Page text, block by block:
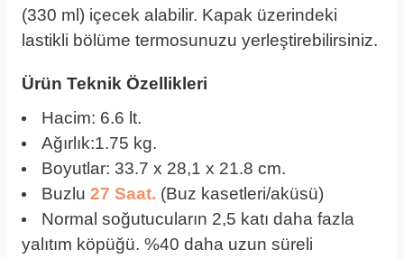
(330 ml) içecek alabilir. Kapak üzerindeki
lastikli bölüme termosunuzu yerleştirebilirsiniz.
Ürün Teknik Özellikleri
Hacim: 6.6 lt.
Ağırlık:1.75 kg.
Boyutlar: 33.7 x 28,1 x 21.8 cm.
Buzlu 27 Saat. (Buz kasetleri/aküsü)
Normal soğutucuların 2,5 katı daha fazla
yalıtım köpüğü. %40 daha uzun süreli